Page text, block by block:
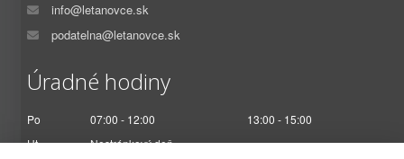
info@letanovce.sk
podatelna@letanovce.sk
Úradné hodiny
Po 07:00 - 12:00
13:00 - 15:00
Ut
Nestránkový deň